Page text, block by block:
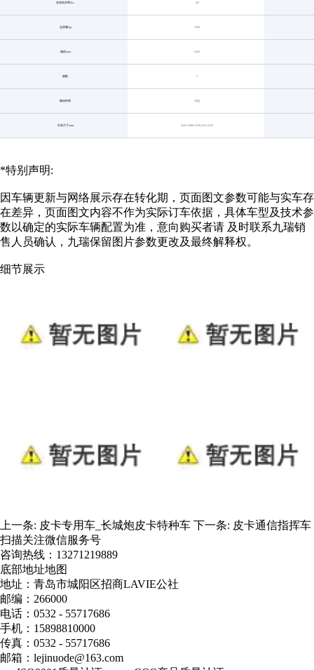
发动机功率/kw 145
总质量/kg 2780
轴距/mm 3410
轴数 2
燃油种类 汽油
外形尺寸/mm 5635×1880×1970,2015,2195
*特别声明:
因车辆更新与网络展示存在转化期，页面图文参数可能与实车存
在差异，页面图文内容不作为实际订车依据，具体车型及技术参
数以确定的实际车辆配置为准，意向购买者请 及时联系九瑞销
售人员确认，九瑞保留图片参数更改及最终解释权。
细节展示
上一条: 皮卡专用车_长城炮皮卡特种车 下一条: 皮卡通信指挥车
扫描关注微信服务号
咨询热线： 13271219889
底部地址地图
地址：青岛市城阳区招商LAVIE公社
邮编：266000
电话：0532 - 55717686
手机：15898810000
传真：0532 - 55717686
邮箱：lejinuode@163.com